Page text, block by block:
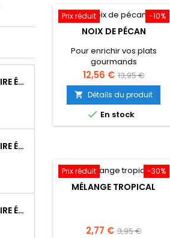
FILM ALIMENTAIRE ÉTIRABLE POUR WRAPMASTER 4500 - 31C62
FILM ALIMENTAIRE ÉTIRABLE POUR WRAPMASTER 1000 PRO - 31C78
FILM ALIMENTAIRE ÉTIRABLE POUR WRAPMASTER 3000 - 31C63
-10%
Prix réduit
NOIX DE PÉCAN
Pour enrichir vos plats
gourmands
Prix
12,56 € Prix
de
base
13,95 €
 Détails du produit
 En stock
-30%
Prix réduit
MÉLANGE TROPICAL
Prix
2,77 € Prix
3,95 €